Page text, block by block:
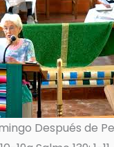
Después de